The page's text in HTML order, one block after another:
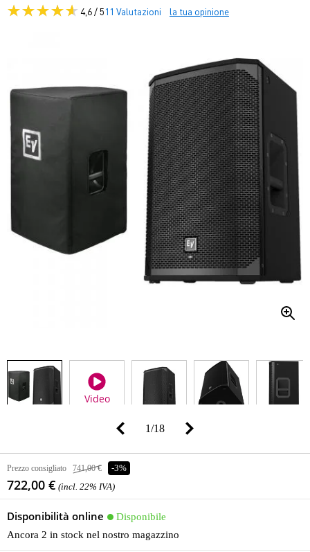
4,6 / 511 Valutazioni la tua opinione
Video
1/18
Prezzo consigliato 741,00 € -3%
722,00 € (incl. 22% IVA)
Disponibilità online
Disponibile
Ancora 2 in stock nel nostro magazzino